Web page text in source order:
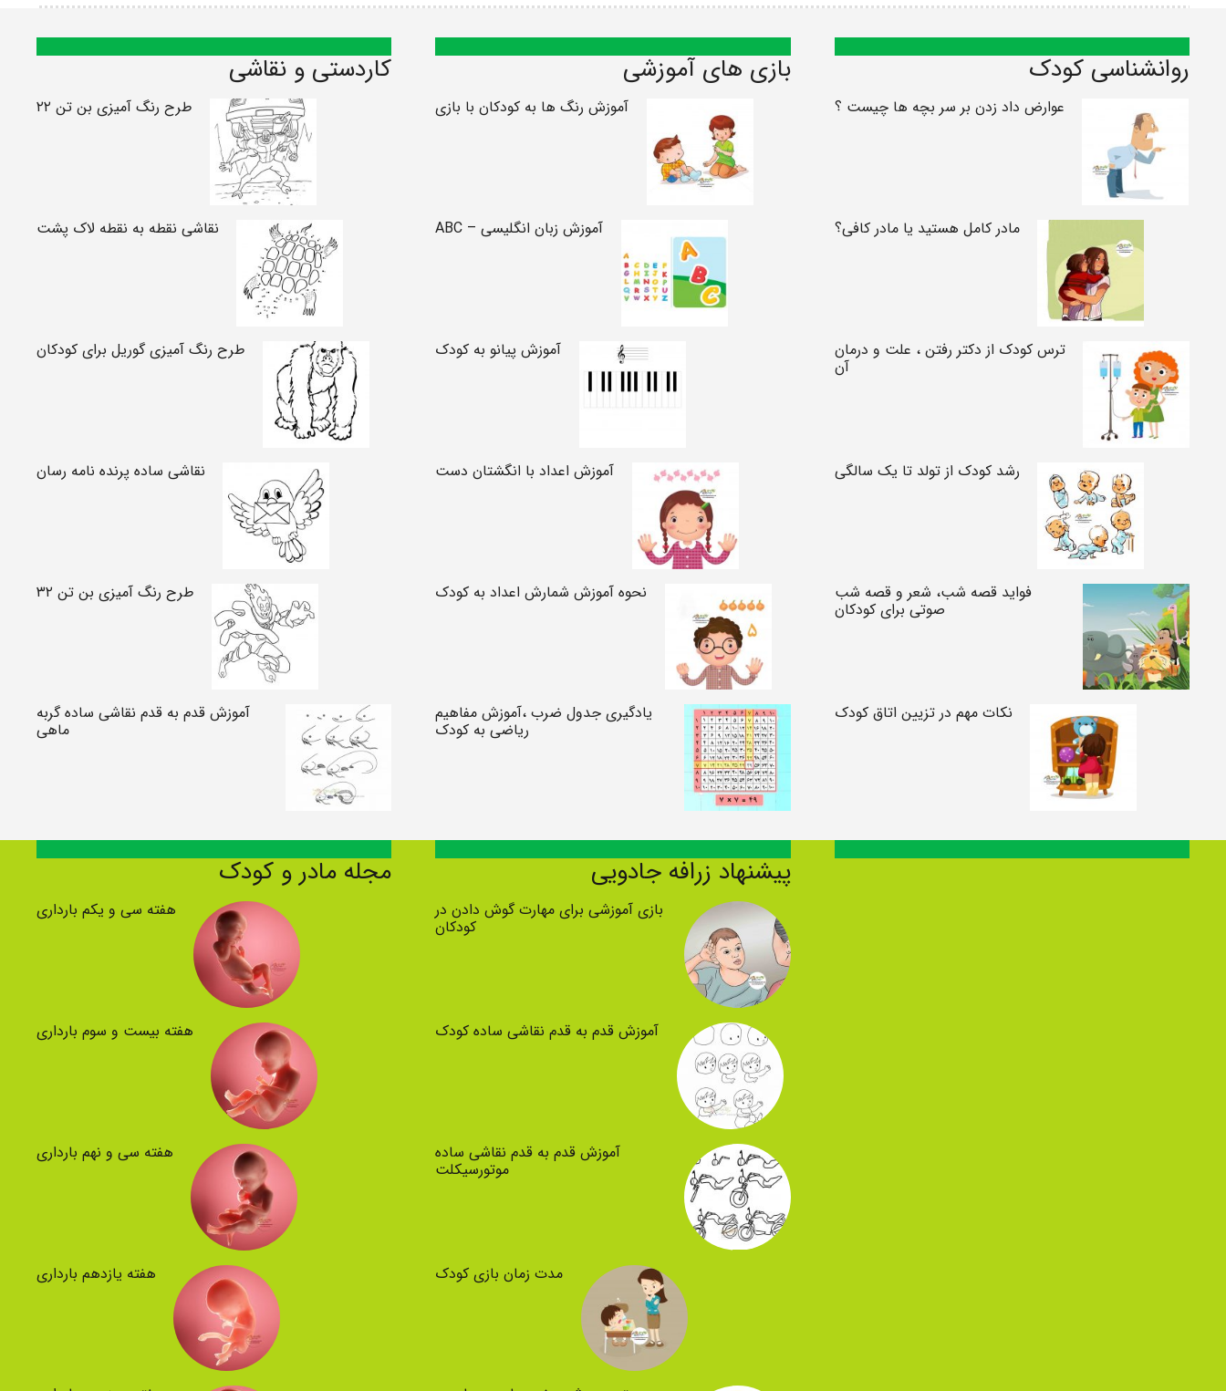
روانشناسی کودک
عوارض داد زدن بر سر بچه ها چیست ؟
مادر کامل هستید یا مادر کافی؟
ترس کودک از دکتر رفتن ، علت و درمان
آن
رشد کودک از تولد تا یک سالگی
فواید قصه شب، شعر و قصه شب
صوتی برای کودکان
نکات مهم در تزیین اتاق کودک
بازی های آموزشی
آموزش رنگ ها به کودکان با بازی
آموزش زبان انگلیسی – ABC
آموزش پیانو به کودک
آموزش اعداد با انگشتان دست
نحوه آموزش شمارش اعداد به کودک
یادگیری جدول ضرب ،آموزش مفاهیم
ریاضی به کودک
کاردستی و نقاشی
طرح رنگ آمیزی بن تن ۲۲
نقاشی نقطه به نقطه لاک پشت
طرح رنگ آمیزی گوریل برای کودکان
نقاشی ساده پرنده نامه رسان
طرح رنگ آمیزی بن تن ۳۲
آموزش قدم به قدم نقاشی ساده گربه
ماهی
پیشنهاد زرافه جادویی
بازی آموزشی برای مهارت گوش دادن در
کودکان
آموزش قدم به قدم نقاشی ساده کودک
آموزش قدم به قدم نقاشی ساده
موتورسیکلت
مدت زمان بازی کودک
مجله مادر و کودک
هفته سی و یکم بارداری
هفته بیست و سوم بارداری
هفته سی و نهم بارداری
هفته یازدهم بارداری